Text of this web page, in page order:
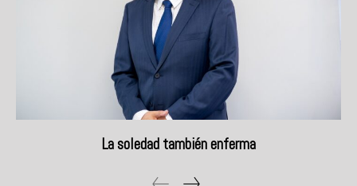
La soledad también enferma